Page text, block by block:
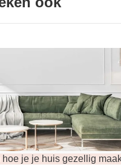
hoe je je huis gezellig